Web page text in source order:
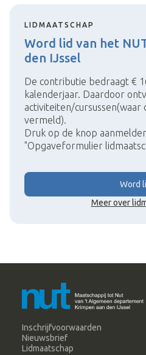
LIDMAATSCHAP
Word lid van het
den IJssel
De contributie bedraagt €
kalenderjaar. Daardoor
activiteiten/cursussen(waar
vermeld).
Druk op de knop
"Opgaveformulier
Word
Meer over
Inschrijfvoorwaarden
Nieuwsbrief
Lidmaatschap